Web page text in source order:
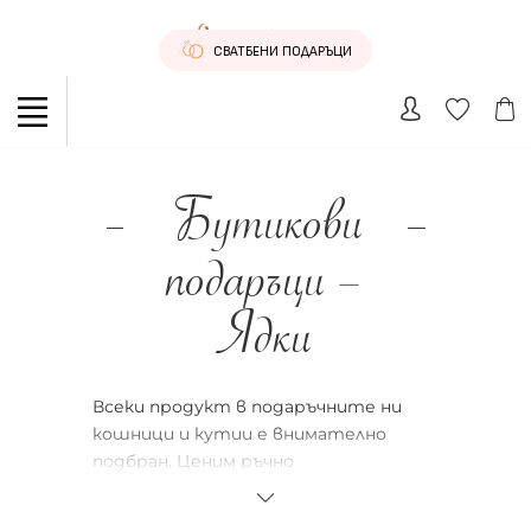
СВАТБЕНИ ПОДАРЪЦИ
Бутикови
подаръци –
Ядки
Всеки продукт в подаръчните ни
кошници и кутии е внимателно
подбран. Ценим ръчно
произведените продукти и